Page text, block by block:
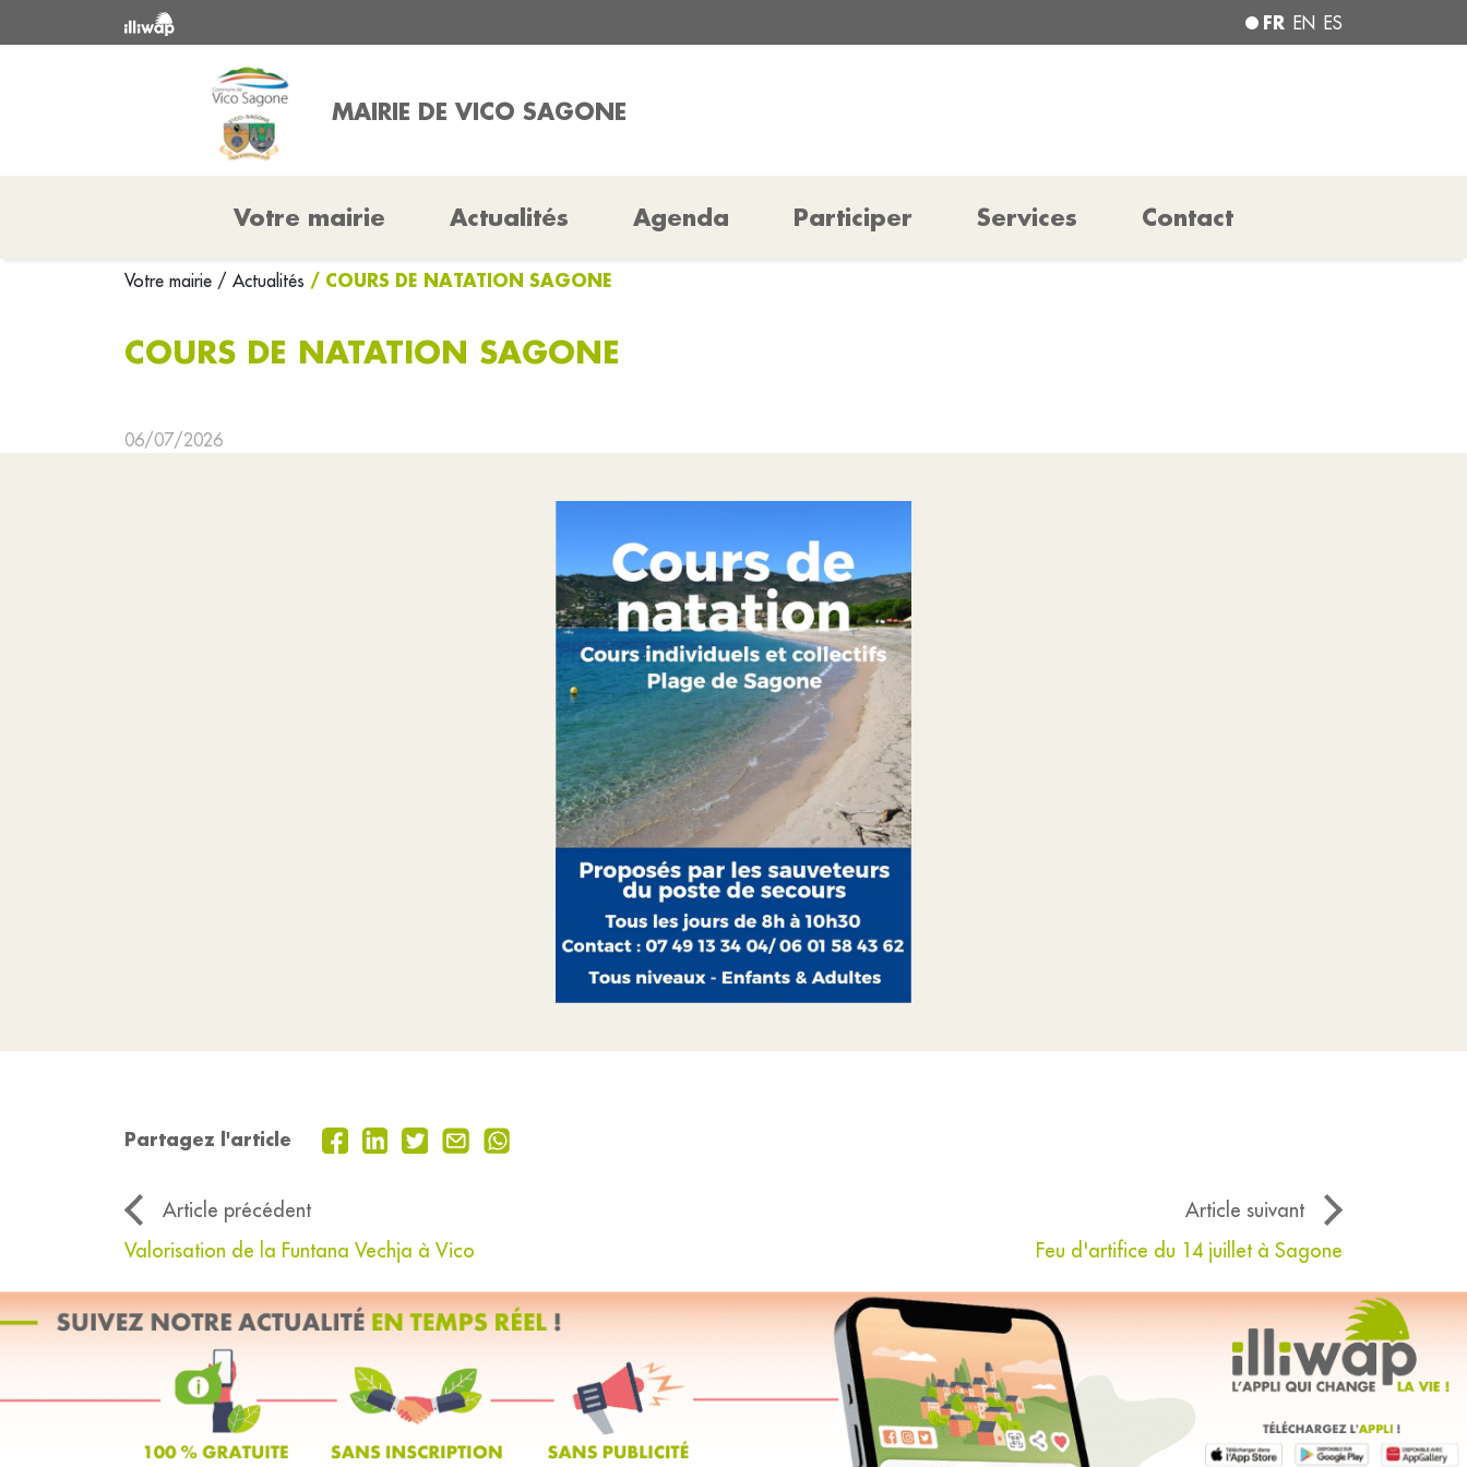
FR EN ES
MAIRIE DE VICO SAGONE
Votre mairie Actualités Agenda Participer Services Contact
Votre mairie / Actualités / COURS DE NATATION SAGONE
COURS DE NATATION SAGONE
06/07/2026
Partagez l'article
Article précédent
Article suivant
Valorisation de la Funtana Vechja à Vico
Feu d'artifice du 14 juillet à Sagone